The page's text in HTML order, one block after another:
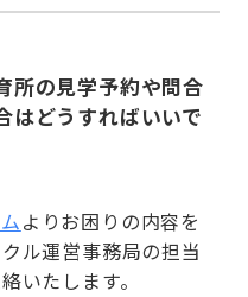
所の見学予約や問合
はどうすればいいで
よりお困りの内容を
ル運営事務局の担当
いたします。